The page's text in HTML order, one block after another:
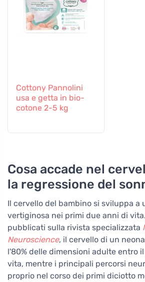
Cottony Pannolini
usa e getta in bio-
cotone 2-5 kg
Cosa accade nel
la regressione del
Il cervello del bambino si sviluppa a
vertiginosa nei primi due anni di
pubblicati sulla rivista specializzata
Neuroscience, il cervello di un
l'80% delle dimensioni adulte entro
vita, mentre i principali percorsi
proprio nel corso dei primi diciotto